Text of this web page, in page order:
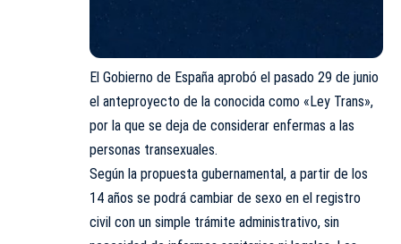
El Gobierno de España aprobó el pasado 29 de junio
el anteproyecto de la conocida como «Ley Trans»,
por la que se deja de considerar enfermas a las
personas transexuales.
Según la propuesta gubernamental, a partir de los
14 años se podrá cambiar de sexo en el registro
civil con un simple trámite administrativo, sin